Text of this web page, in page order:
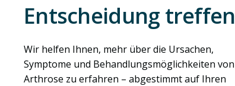
Entscheidung treffen
Wir helfen Ihnen, mehr über die Ursachen,
Symptome und Behandlungsmöglichkeiten von
Arthrose zu erfahren – abgestimmt auf Ihren